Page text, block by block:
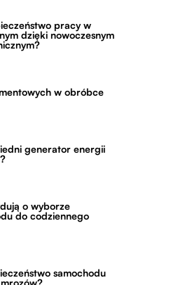
pracy w
dzięki nowoczesnym
w obróbce
generator energii
o wyborze
do codziennego
samochodu